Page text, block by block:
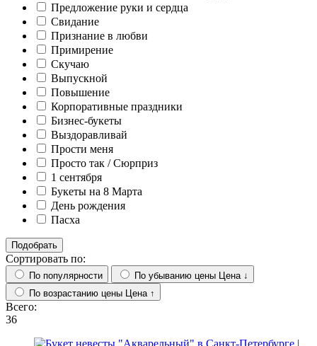
Предложение руки и сердца
Свидание
Признание в любви
Примирение
Скучаю
Выпускной
Повышение
Корпоративные праздники
Бизнес-букеты
Выздоравливай
Прости меня
Просто так / Сюрприз
1 сентября
Букеты на 8 Марта
День рождения
Пасха
Подобрать
Сортировать по:
По популярности По убыванию цены
Цена ↓
По возрастанию цены
Цена ↑
Всего:
36